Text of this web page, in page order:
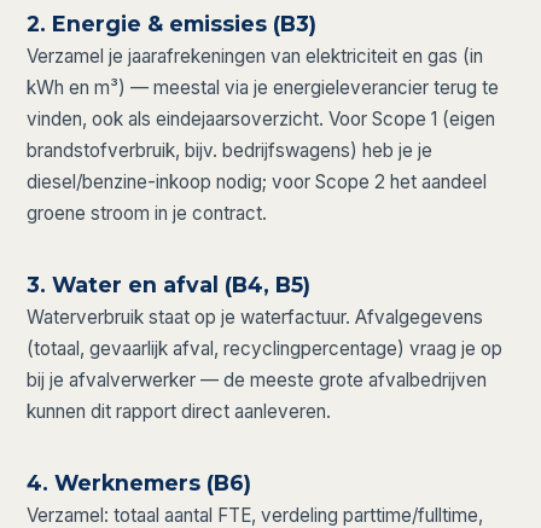
2. Energie & emissies (B3)
Verzamel je jaarafrekeningen van elektriciteit en gas (in
kWh en m³) — meestal via je energieleverancier terug te
vinden, ook als eindejaarsoverzicht. Voor Scope 1 (eigen
brandstofverbruik, bijv. bedrijfswagens) heb je je
diesel/benzine-inkoop nodig; voor Scope 2 het aandeel
groene stroom in je contract.
3. Water en afval (B4, B5)
Waterverbruik staat op je waterfactuur. Afvalgegevens
(totaal, gevaarlijk afval, recyclingpercentage) vraag je op
bij je afvalverwerker — de meeste grote afvalbedrijven
kunnen dit rapport direct aanleveren.
4. Werknemers (B6)
Verzamel: totaal aantal FTE, verdeling parttime/fulltime,